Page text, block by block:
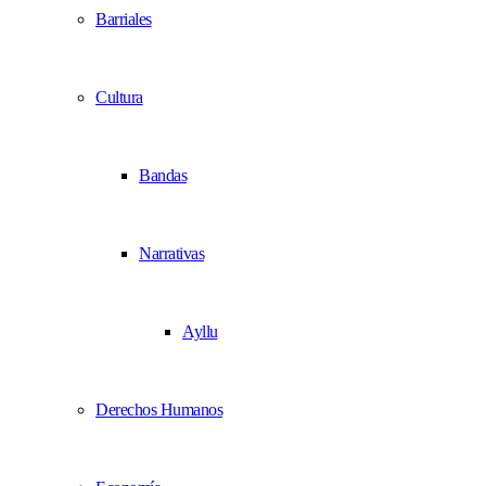
Barriales
Cultura
Bandas
Narrativas
Ayllu
Derechos Humanos